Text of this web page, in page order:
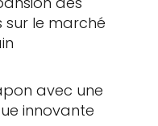
sur le marché
avec une
innovante